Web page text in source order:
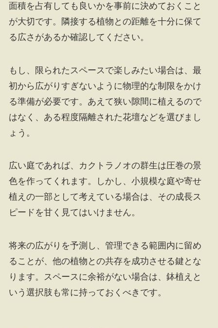
面積を占有しても良いかを事前に決めておくこと
が大切です。隣接する植物との距離を十分に保て
る広さがあるか確認してください。
もし、限られたスペースで楽しみたい場合は、最
初から広がりすぎないように物理的な制限をかけ
る準備が必要です。あえて狭い隙間に植えるので
はなく、ある程度隔離された花壇などを選びまし
ょう。
広い庭であれば、カクトラノオの群生は圧巻の景
色を作ってくれます。しかし、小規模な庭や寄せ
植えの一部として考えている場合は、その成長ス
ピードを甘く見てはいけません。
将来の広がりを予測し、管理できる範囲内に留め
ることが、他の植物との共存を成功させる鍵とな
ります。スペースに余裕がない場合は、鉢植えと
いう選択肢も常に持っておくべきです。